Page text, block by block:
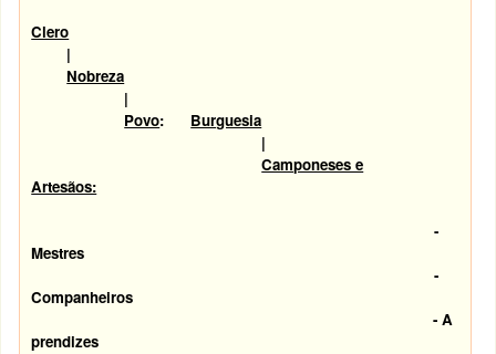
Clero
|
Nobreza
|
Povo: Burguesia
|
Camponeses e
Artesãos:
-
Mestres
-
Companheiros
- A
prendizes